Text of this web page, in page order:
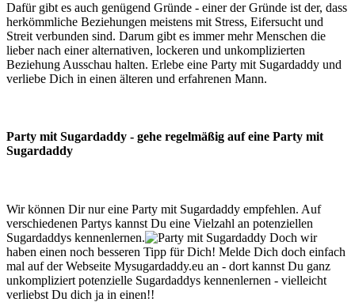
Dafür gibt es auch genügend Gründe - einer der Gründe ist der, dass
herkömmliche Beziehungen meistens mit Stress, Eifersucht und
Streit verbunden sind. Darum gibt es immer mehr Menschen die
lieber nach einer alternativen, lockeren und unkomplizierten
Beziehung Ausschau halten. Erlebe eine Party mit Sugardaddy und
verliebe Dich in einen älteren und erfahrenen Mann.
Party mit Sugardaddy - gehe regelmäßig auf eine Party mit
Sugardaddy
Wir können Dir nur eine Party mit Sugardaddy empfehlen. Auf
verschiedenen Partys kannst Du eine Vielzahl an potenziellen
Sugardaddys kennenlernen.
Doch wir
haben einen noch besseren Tipp für Dich! Melde Dich doch einfach
mal auf der Webseite Mysugardaddy.eu an - dort kannst Du ganz
unkompliziert potenzielle Sugardaddys kennenlernen - vielleicht
verliebst Du dich ja in einen!!